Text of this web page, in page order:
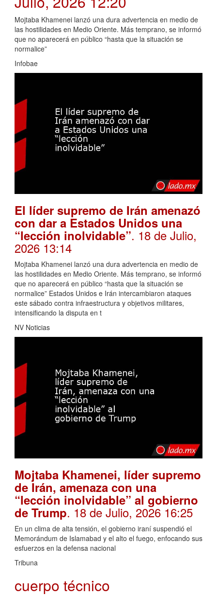
Mojtaba Khamenei lanzó una dura advertencia en medio de
las hostilidades en Medio Oriente. Más temprano, se informó
que no aparecerá en público “hasta que la situación se
normalice”
Infobae
El líder supremo de Irán amenazó
con dar a Estados Unidos una
“lección inolvidable”. 18 de Julio,
2026 13:14
Mojtaba Khamenei lanzó una dura advertencia en medio de
las hostilidades en Medio Oriente. Más temprano, se informó
que no aparecerá en público “hasta que la situación se
normalice” Estados Unidos e Irán intercambiaron ataques
este sábado contra infraestructura y objetivos militares,
intensificando la disputa en t
NV Noticias
Mojtaba Khamenei, líder supremo
de Irán, amenaza con una
“lección inolvidable” al gobierno
de Trump. 18 de Julio, 2026 16:25
En un clima de alta tensión, el gobierno iraní suspendió el
Memorándum de Islamabad y el alto el fuego, enfocando sus
esfuerzos en la defensa nacional
Tribuna
cuerpo técnico